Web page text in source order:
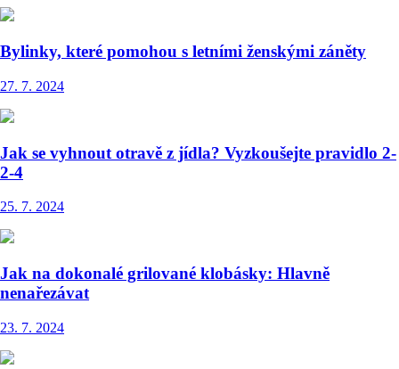
Bylinky, které pomohou s letními ženskými záněty
27. 7. 2024
Jak se vyhnout otravě z jídla? Vyzkoušejte pravidlo 2-
2-4
25. 7. 2024
Jak na dokonalé grilované klobásky: Hlavně
nenařezávat
23. 7. 2024